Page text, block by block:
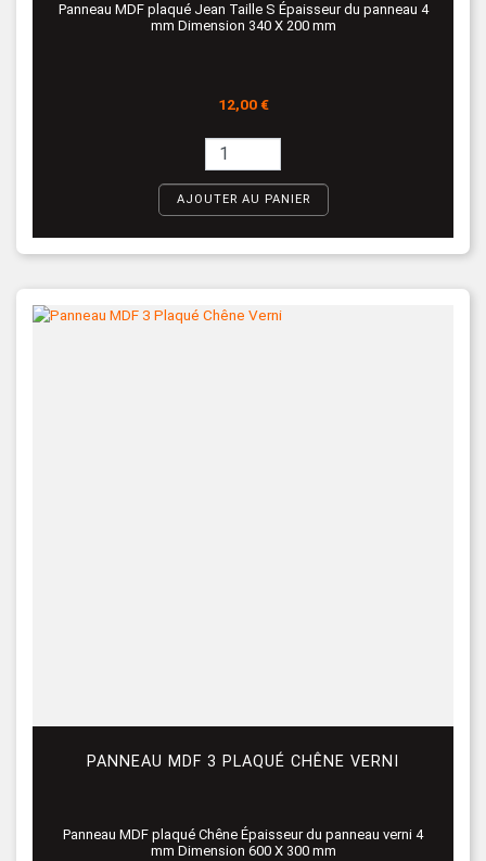
Panneau MDF plaqué Jean Taille S Épaisseur du panneau 4
mm Dimension 340 X 200 mm
Prix
12,00 €
AJOUTER AU PANIER
PANNEAU MDF 3 PLAQUÉ CHÊNE VERNI
Panneau MDF plaqué Chêne Épaisseur du panneau verni 4
mm Dimension 600 X 300 mm